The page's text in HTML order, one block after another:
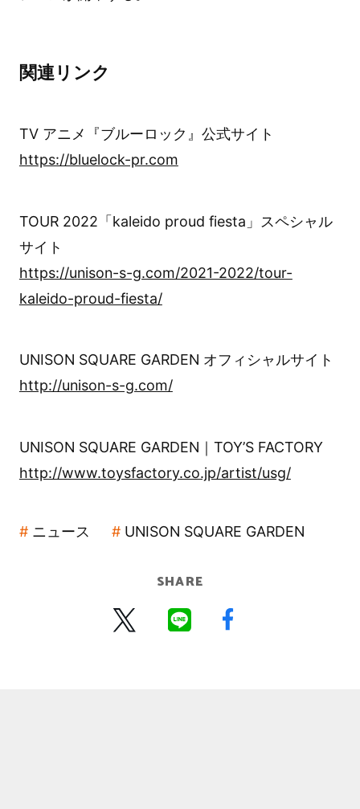
関連リンク
TV アニメ『ブルーロック』公式サイト
https://bluelock-pr.com
TOUR 2022「kaleido proud fiesta」スペシャル
サイト
https://unison-s-g.com/2021-2022/tour-
kaleido-proud-fiesta/
UNISON SQUARE GARDEN オフィシャルサイト
http://unison-s-g.com/
UNISON SQUARE GARDEN｜TOY’S FACTORY
http://www.toysfactory.co.jp/artist/usg/
ニュース UNISON SQUARE GARDEN
SHARE